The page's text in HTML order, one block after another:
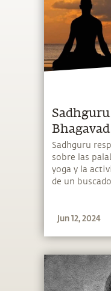
al yoga
Sadhguru
sobre las
yoga y la
de un
Jun 12, 2024